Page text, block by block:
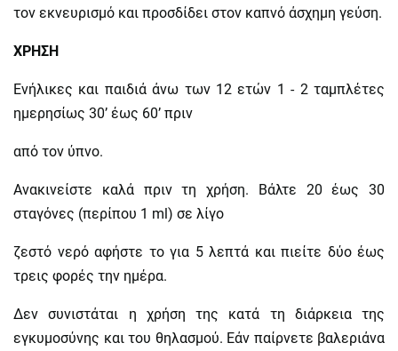
τον εκνευρισμό και προσδίδει στον καπνό άσχημη γεύση.
ΧΡΗΣΗ
Ενήλικες και παιδιά άνω των 12 ετών 1 - 2 ταμπλέτες
ημερησίως 30’ έως 60’ πριν
από τον ύπνο.
Ανακινείστε καλά πριν τη χρήση. Βάλτε 20 έως 30
σταγόνες (περίπου 1 ml) σε λίγο
ζεστό νερό αφήστε το για 5 λεπτά και πιείτε δύο έως
τρεις φορές την ημέρα.
Δεν συνιστάται η χρήση της κατά τη διάρκεια της
εγκυμοσύνης και του θηλασμού. Εάν παίρνετε βαλεριάνα